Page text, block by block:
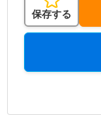
保存する